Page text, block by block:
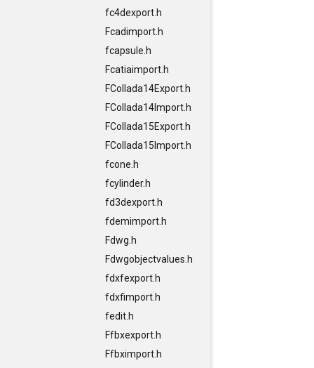
fc4dexport.h
Fcadimport.h
fcapsule.h
Fcatiaimport.h
FCollada14Export.h
FCollada14Import.h
FCollada15Export.h
FCollada15Import.h
fcone.h
fcylinder.h
fd3dexport.h
fdemimport.h
Fdwg.h
Fdwgobjectvalues.h
fdxfexport.h
fdxfimport.h
fedit.h
Ffbxexport.h
Ffbximport.h